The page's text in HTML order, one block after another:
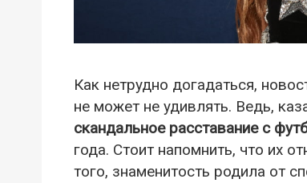
Как нетрудно догадаться,
не может не удивлять. Ведь,
скандальное расставание с
года. Стоит напомнить, что их
того, знаменитость родила от